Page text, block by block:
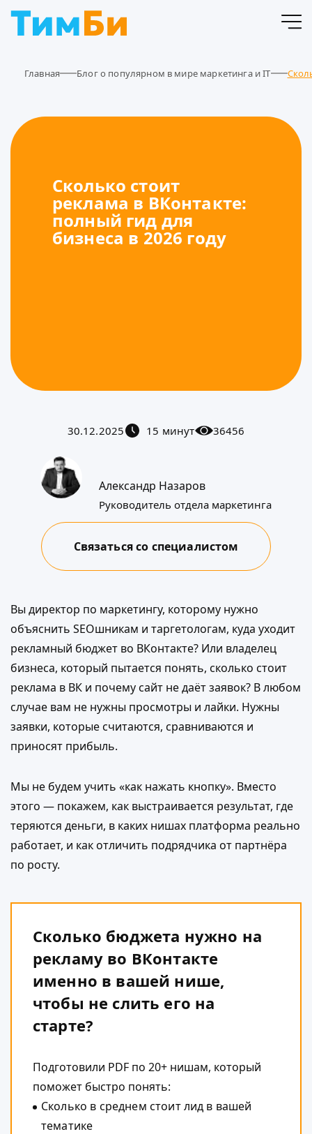
Главная Блог о популярном в мире маркетинга и IT
Сколько стоит
реклама в ВКонтакте:
полный гид для
бизнеса в 2026 году
30.12.2025 15 минут 36456
Александр Назаров
Руководитель отдела маркетинга
Связаться со специалистом
Вы директор по маркетингу, которому нужно
объяснить SEOшникам и таргетологам, куда уходит
рекламный бюджет во ВКонтакте? Или владелец
бизнеса, который пытается понять, сколько стоит
реклама в ВК и почему сайт не даёт заявок? В любом
случае вам не нужны просмотры и лайки. Нужны
заявки, которые считаются, сравниваются и
приносят прибыль.
Мы не будем учить «как нажать кнопку». Вместо
этого — покажем, как выстраивается результат, где
теряются деньги, в каких нишах платформа реально
работает, и как отличить подрядчика от партнёра
по росту.
Сколько бюджета нужно на
рекламу во ВКонтакте
именно в вашей нише,
чтобы не слить его на
старте?
Подготовили PDF по 20+ нишам, который
поможет быстро понять:
Сколько в среднем стоит лид в вашей
тематике